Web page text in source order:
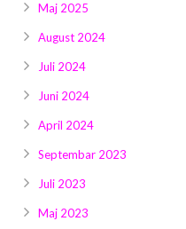
Maj 2025
August 2024
Juli 2024
Juni 2024
April 2024
Septembar 2023
Juli 2023
Maj 2023